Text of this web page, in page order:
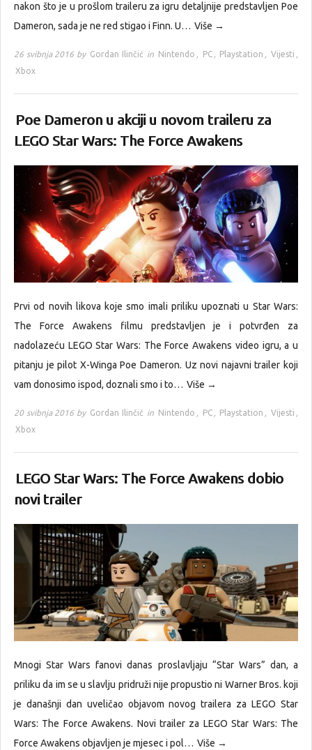
nakon što je u prošlom traileru za igru detaljnije predstavljen Poe
Dameron, sada je ne red stigao i Finn. U… Više →
26 svibnja 2016 by Gordan Ilinčić in Nintendo , PC , Playstation , Vijesti ,
Xbox
Poe Dameron u akciji u novom traileru za
LEGO Star Wars: The Force Awakens
Prvi od novih likova koje smo imali priliku upoznati u Star Wars:
The Force Awakens filmu predstavljen je i potvrđen za
nadolazeću LEGO Star Wars: The Force Awakens video igru, a u
pitanju je pilot X-Winga Poe Dameron. Uz novi najavni trailer koji
vam donosimo ispod, doznali smo i to… Više →
20 svibnja 2016 by Gordan Ilinčić in Nintendo , PC , Playstation , Vijesti ,
Xbox
LEGO Star Wars: The Force Awakens dobio
novi trailer
Mnogi Star Wars fanovi danas proslavljaju “Star Wars” dan, a
priliku da im se u slavlju pridruži nije propustio ni Warner Bros. koji
je današnji dan uveličao objavom novog trailera za LEGO Star
Wars: The Force Awakens. Novi trailer za LEGO Star Wars: The
Force Awakens objavljen je mjesec i pol… Više →